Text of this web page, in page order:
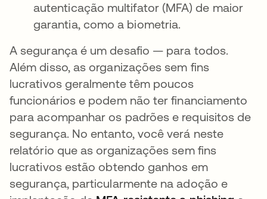
autenticação multifator (MFA) de maior
garantia, como a biometria.
A segurança é um desafio — para todos.
Além disso, as organizações sem fins
lucrativos geralmente têm poucos
funcionários e podem não ter financiamento
para acompanhar os padrões e requisitos de
segurança. No entanto, você verá neste
relatório que as organizações sem fins
lucrativos estão obtendo ganhos em
segurança, particularmente na adoção e